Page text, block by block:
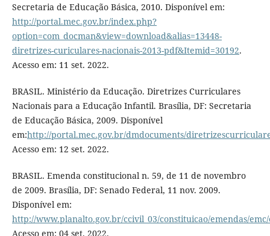
Secretaria de Educação Básica, 2010. Disponível em:
http://portal.mec.gov.br/index.php?
option=com_docman&view=download&alias=13448-
diretrizes-curiculares-nacionais-2013-pdf&Itemid=30192.
Acesso em: 11 set. 2022.
BRASIL. Ministério da Educação. Diretrizes Curriculares
Nacionais para a Educação Infantil. Brasília, DF: Secretaria
de Educação Básica, 2009. Disponível
em:http://portal.mec.gov.br/dmdocuments/
Acesso em: 12 set. 2022.
BRASIL. Emenda constitucional n. 59, de 11 de novembro
de 2009. Brasília, DF: Senado Federal, 11 nov. 2009.
Disponível em:
http://www.planalto.gov.br/ccivil_03/constituicao/emendas/
Acesso em: 04 set. 2022.